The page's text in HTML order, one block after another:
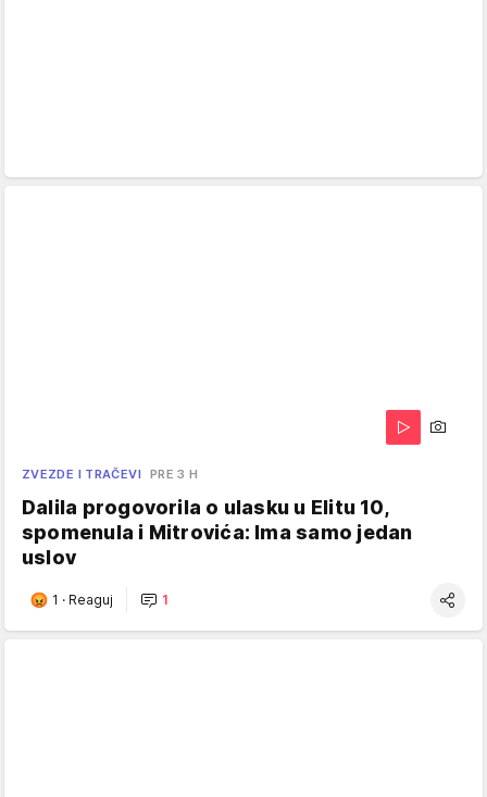
ZVEZDE I TRAČEVI PRE 3 H
Dalila progovorila o ulasku u Elitu 10,
spomenula i Mitrovića: Ima samo jedan
uslov
1 · Reaguj 1